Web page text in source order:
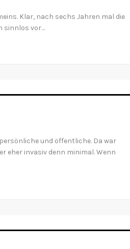
Klar, nach sechs Jahren mal die
sinnlos vor…
und öffentliche. Da war
eher invasiv denn minimal. Wenn